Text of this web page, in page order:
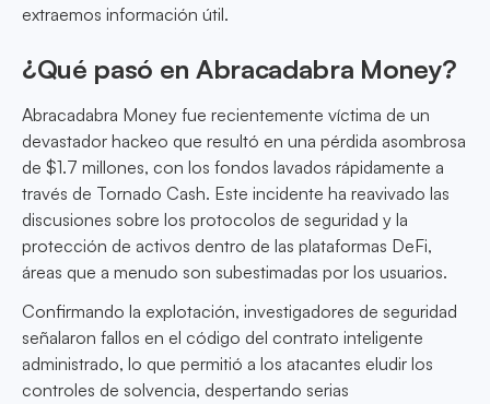
extraemos información útil.
¿Qué pasó en Abracadabra Money?
Abracadabra Money fue recientemente víctima de un
devastador hackeo que resultó en una pérdida asombrosa
de $1.7 millones, con los fondos lavados rápidamente a
través de Tornado Cash. Este incidente ha reavivado las
discusiones sobre los protocolos de seguridad y la
protección de activos dentro de las plataformas DeFi,
áreas que a menudo son subestimadas por los usuarios.
Confirmando la explotación, investigadores de seguridad
señalaron fallos en el código del contrato inteligente
administrado, lo que permitió a los atacantes eludir los
controles de solvencia, despertando serias